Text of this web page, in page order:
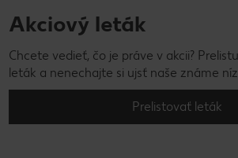
Akciový leták
Chcete vedieť, čo je práve v akcii?
leták a nenechajte si ujsť naše známe
Prelistovať leták